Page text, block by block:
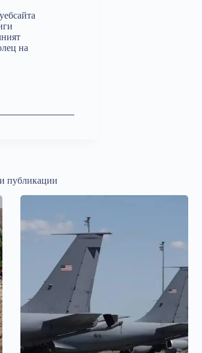
на
публикации